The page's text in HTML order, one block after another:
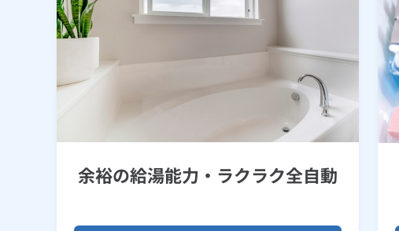
余裕の給湯能力・ラクラク全自動